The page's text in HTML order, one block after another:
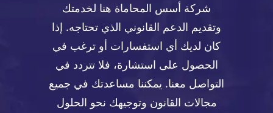
شركة أسس المحاماة هنا لخدمتك
وتقديم الدعم القانوني الذي تحتاجه. إذا
كان لديك أي استفسارات أو ترغب في
الحصول على استشارة، فلا تتردد في
التواصل معنا. يمكننا مساعدتك في جميع
مجالات القانون وتوجيهك نحو الحلول